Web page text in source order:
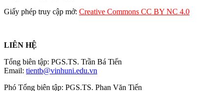
Giấy phép truy cập mở: Creative Commons CC BY NC 4.0
LIÊN HỆ
Tổng biên tập: PGS.TS. Trần Bá Tiến
Email: tientb@vinhuni.edu.vn
Phó Tổng biên tập: PGS.TS. Phan Văn Tiến